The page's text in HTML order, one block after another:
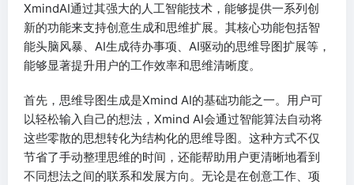
XmindAI通过其强大的人工智能技术，能够提供一系列创
新的功能来支持创意生成和思维扩展。其核心功能包括智
能头脑风暴、AI生成待办事项、AI驱动的思维导图扩展等，
能够显著提升用户的工作效率和思维清晰度。
首先，思维导图生成是Xmind AI的基础功能之一。用户可
以轻松输入自己的想法，Xmind AI会通过智能算法自动将
这些零散的思想转化为结构化的思维导图。这种方式不仅
节省了手动整理思维的时间，还能帮助用户更清晰地看到
不同想法之间的联系和发展方向。无论是在创意工作、项